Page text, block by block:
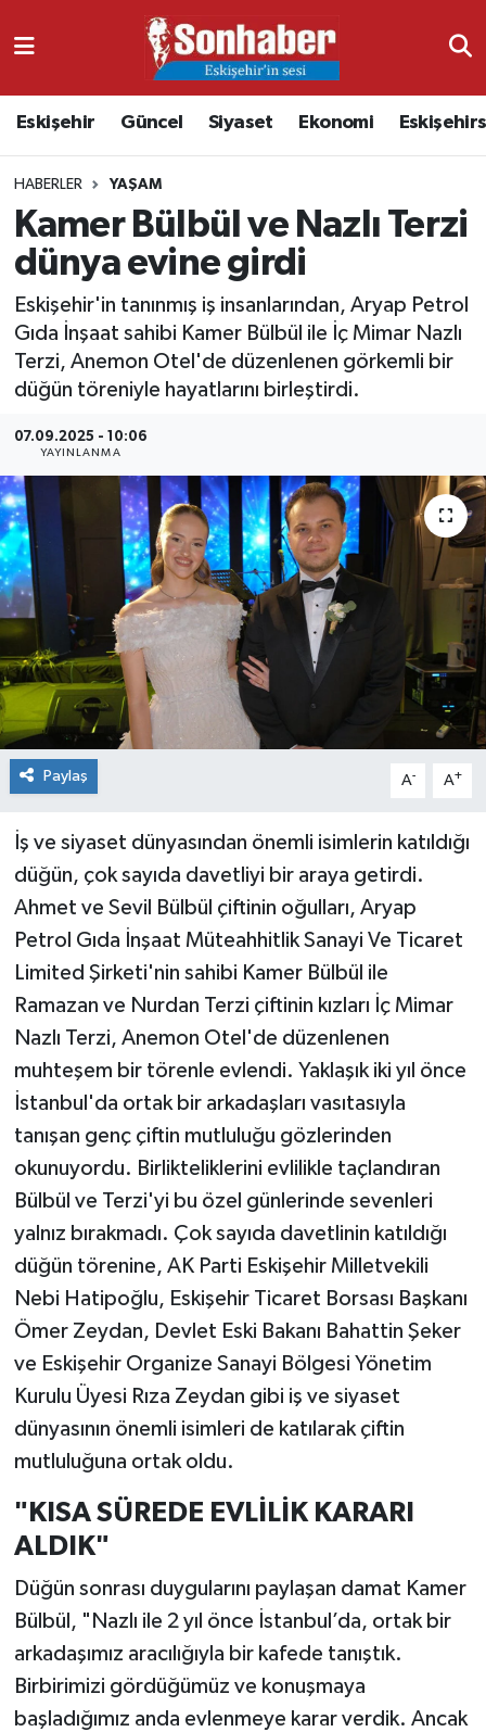
Eskişehir Güncel Siyaset Ekonomi
HABERLER YAŞAM
Kamer Bülbül ve Nazlı Terzi
dünya evine girdi
Eskişehir'in tanınmış iş insanlarından, Aryap Petrol
Gıda İnşaat sahibi Kamer Bülbül ile İç Mimar Nazlı
Terzi, Anemon Otel'de düzenlenen görkemli bir
düğün töreniyle hayatlarını birleştirdi.
07.09.2025 - 10:06
YAYINLANMA
Paylaş A- A+
İş ve siyaset dünyasından önemli isimlerin katıldığı
düğün, çok sayıda davetliyi bir araya getirdi.
Ahmet ve Sevil Bülbül çiftinin oğulları, Aryap
Petrol Gıda İnşaat Müteahhitlik Sanayi Ve Ticaret
Limited Şirketi'nin sahibi Kamer Bülbül ile
Ramazan ve Nurdan Terzi çiftinin kızları İç Mimar
Nazlı Terzi, Anemon Otel'de düzenlenen
muhteşem bir törenle evlendi. Yaklaşık iki yıl önce
İstanbul'da ortak bir arkadaşları vasıtasıyla
tanışan genç çiftin mutluluğu gözlerinden
okunuyordu. Birlikteliklerini evlilikle taçlandıran
Bülbül ve Terzi'yi bu özel günlerinde sevenleri
yalnız bırakmadı. Çok sayıda davetlinin katıldığı
düğün törenine, AK Parti Eskişehir Milletvekili
Nebi Hatipoğlu, Eskişehir Ticaret Borsası Başkanı
Ömer Zeydan, Devlet Eski Bakanı Bahattin Şeker
ve Eskişehir Organize Sanayi Bölgesi Yönetim
Kurulu Üyesi Rıza Zeydan gibi iş ve siyaset
dünyasının önemli isimleri de katılarak çiftin
mutluluğuna ortak oldu.
"KISA SÜREDE EVLİLİK KARARI
ALDIK"
Düğün sonrası duygularını paylaşan damat Kamer
Bülbül, "Nazlı ile 2 yıl önce İstanbul’da, ortak bir
arkadaşımız aracılığıyla bir kafede tanıştık.
Birbirimizi gördüğümüz ve konuşmaya
başladığımız anda evlenmeye karar verdik. Ancak
Ekonomi
Kültür & Sanat
Magazin
Siyaset
Nöbetçi Eczaneler
Namaz Vakitleri
Trafik Durumu
Süper Lig Puan Durumu ve Fikstür
Tüm Manşetler